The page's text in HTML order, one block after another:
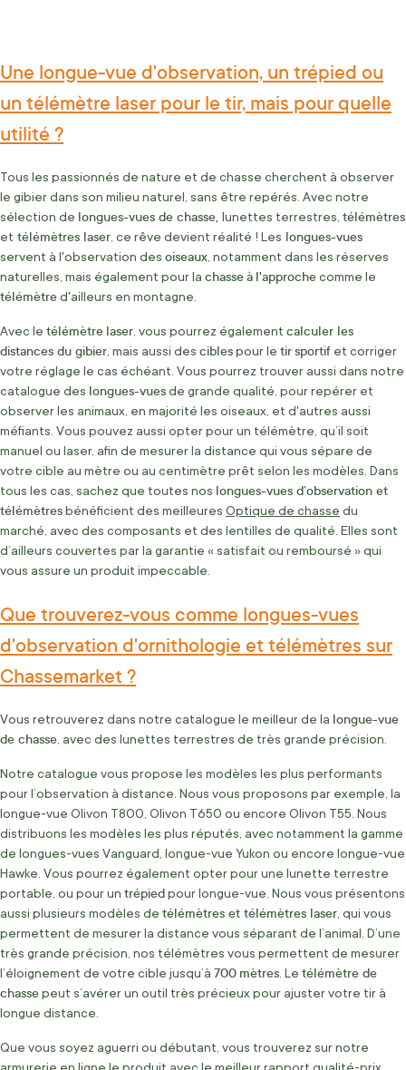
Une longue-vue d'observation, un trépied ou
un télémètre laser pour le tir, mais pour quelle
utilité ?
Tous les passionnés de nature et de chasse cherchent à observer
le gibier dans son milieu naturel, sans être repérés. Avec notre
sélection de longues-vues de chasse, lunettes terrestres, télémètres
et télémètres laser , ce rêve devient réalité ! Les longues-vues
servent à l'observation des oiseaux , notamment dans les réserves
naturelles, mais également pour la chasseà l'approchecomme le
télémètred'ailleurs en montagne.
Avec le télémètre laser , vous pourrez également calculer les
distances du gibier , mais aussi des ciblespour le tirsportif et corriger
votre réglage le cas échéant. Vous pourrez trouver aussi dans notre
catalogue des longues-vuesde grande qualité, pour repérer et
observer les animaux, en majorité les oiseaux, et d'autres aussi
méfiants. Vous pouvez aussi opter pour un télémètre, qu’il soit
manuel ou laser, afin de mesurer la distance qui vous sépare de
votre cible au mètre ou au centimètre prêt selon les modèles. Dans
tous les cas, sachez que toutes nos longues-vues d’observation et
télémètresbénéficient des meilleures Optique de chasse du
marché, avec des composants et des lentilles de qualité. Elles sont
d’ailleurs couvertes par la garantie « satisfait ou remboursé » qui
vous assure un produit impeccable.
Que trouverez-vous comme longues-vues
d'observation d'ornithologie et télémètres sur
Chassemarket ?
Vous retrouverez dans notre catalogue le meilleur de la longue-vue
de chasse , avec des lunettes terrestres de très grande précision.
Notre catalogue vous propose les modèles les plus performants
pour l’observation à distance. Nous vous proposons par exemple, la
longue-vue Olivon T800, Olivon T650 ou encore Olivon T55. Nous
distribuons les modèles les plus réputés, avec notamment la gamme
de longues-vues Vanguard, longue-vue Yukon ou encore longue-vue
Hawke. Vous pourrez également opter pour une lunette terrestre
portable, ou pour un trépiedpour longue-vue. Nous vous présentons
aussi plusieurs modèles de télémètres et télémètres laser , qui vous
permettent de mesurer la distance vous séparant de l’animal. D’une
très grande précision, nos télémètres vous permettent de mesurer
l’éloignement de votre cible jusqu’à 700 mètres . Le télémètre de
chassepeut s’avérer un outil très précieux pour ajuster votre tir à
longue distance.
Que vous soyez aguerri ou débutant, vous trouverez sur notre